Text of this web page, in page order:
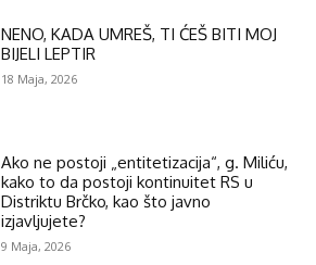
NENO, KADA UMREŠ, TI ĆEŠ BITI MOJ
BIJELI LEPTIR
18 Maja, 2026
Ako ne postoji „entitetizacija“, g. Miliću,
kako to da postoji kontinuitet RS u
Distriktu Brčko, kao što javno
izjavljujete?
9 Maja, 2026